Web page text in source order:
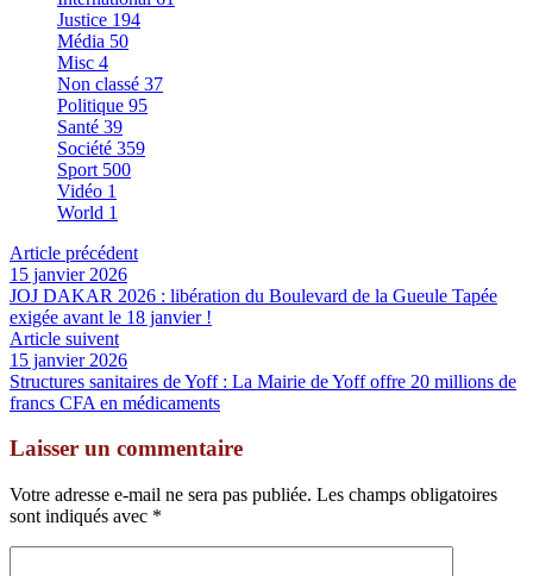
Justice 194
Média 50
Misc 4
Non classé 37
Politique 95
Santé 39
Société 359
Sport 500
Vidéo 1
World 1
Article précédent
15 janvier 2026
JOJ DAKAR 2026 : libération du Boulevard de la Gueule Tapée
exigée avant le 18 janvier !
Article suivent
15 janvier 2026
Structures sanitaires de Yoff : La Mairie de Yoff offre 20 millions de
francs CFA en médicaments
Laisser un commentaire
Votre adresse e-mail ne sera pas publiée. Les champs obligatoires
sont indiqués avec *